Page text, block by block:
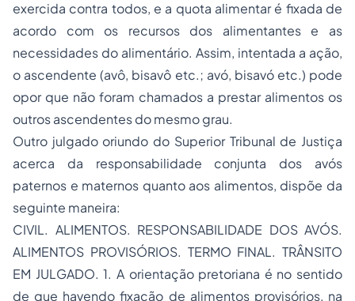
acordo com os recursos dos alimentantes e as
necessidades do alimentário. Assim, intentada a ação,
o ascendente (avô, bisavô etc.; avó, bisavó etc.) pode
opor que não foram chamados a prestar alimentos os
outros ascendentes do mesmo grau.
Outro julgado oriundo do Superior Tribunal de Justiça
acerca da responsabilidade conjunta dos avós
paternos e maternos quanto aos alimentos, dispõe da
seguinte maneira:
CIVIL. ALIMENTOS. RESPONSABILIDADE DOS AVÓS.
ALIMENTOS PROVISÓRIOS. TERMO FINAL. TRÂNSITO
EM JULGADO. 1. A orientação pretoriana é no sentido
de que havendo fixação de alimentos provisórios, na